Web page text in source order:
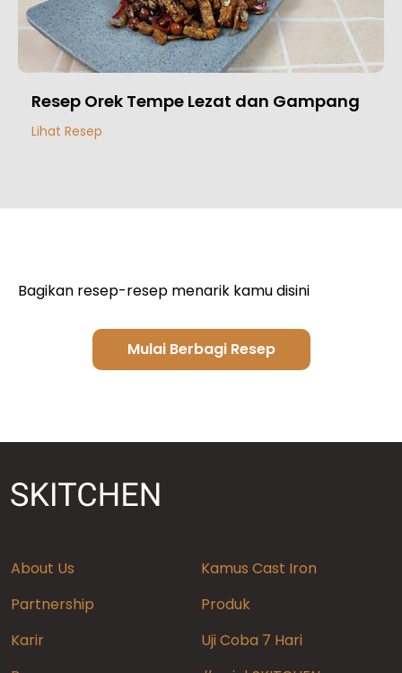
Resep Orek Tempe Lezat dan Gampang
Lihat Resep
Bagikan resep-resep menarik kamu disini
Mulai Berbagi Resep
About Us
Kamus Cast Iron
Partnership
Produk
Karir
Uji Coba 7 Hari